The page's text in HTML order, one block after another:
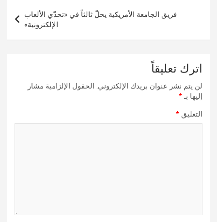
فريق الجامعة الأمريكية يحلّ ثالثاً في «تحدّي الألعاب
الإلكترونية»
اترك تعليقاً
لن يتم نشر عنوان بريدك الإلكتروني. الحقول الإلزامية مشار
إليها بـ*
التعليق *